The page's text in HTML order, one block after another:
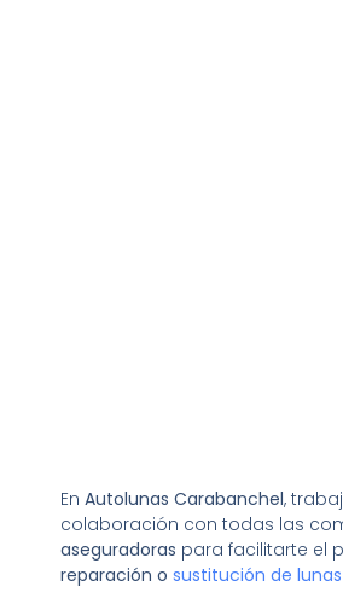
En Autolunas Carabanchel,
colaboración con todas las
aseguradoras para facilitarte el
reparación o sustitución de lunas